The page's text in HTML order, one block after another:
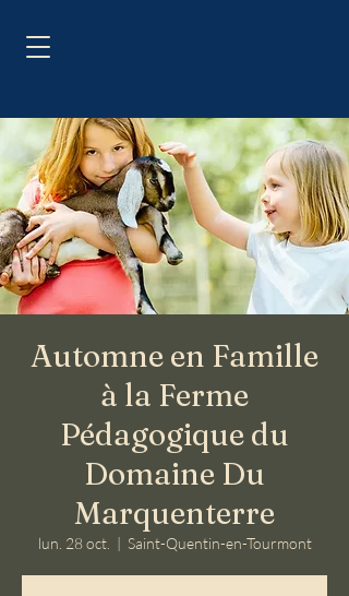
Automne en Famille
à la Ferme
Pédagogique du
Domaine Du
Marquenterre
lun. 28 oct.
  |
Saint-Quentin-en-Tourmont